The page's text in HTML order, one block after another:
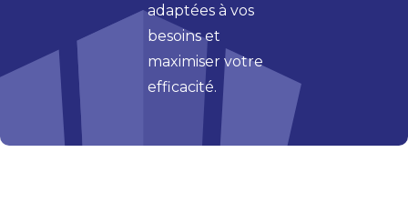
adaptées à vos
besoins et
maximiser votre
efficacité.